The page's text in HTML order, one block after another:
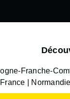
Franche-
France
Normandie